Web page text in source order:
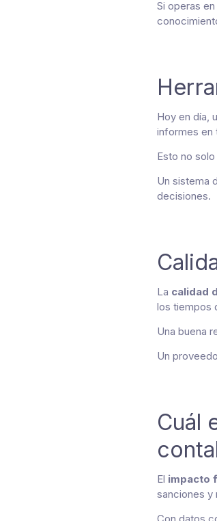
Si operas
Hoy en día,
informes en
Esto no
Un sistema
decisiones.
La calidad
los tiempos
Una buena
Un
Cuál
El impacto
sanciones y